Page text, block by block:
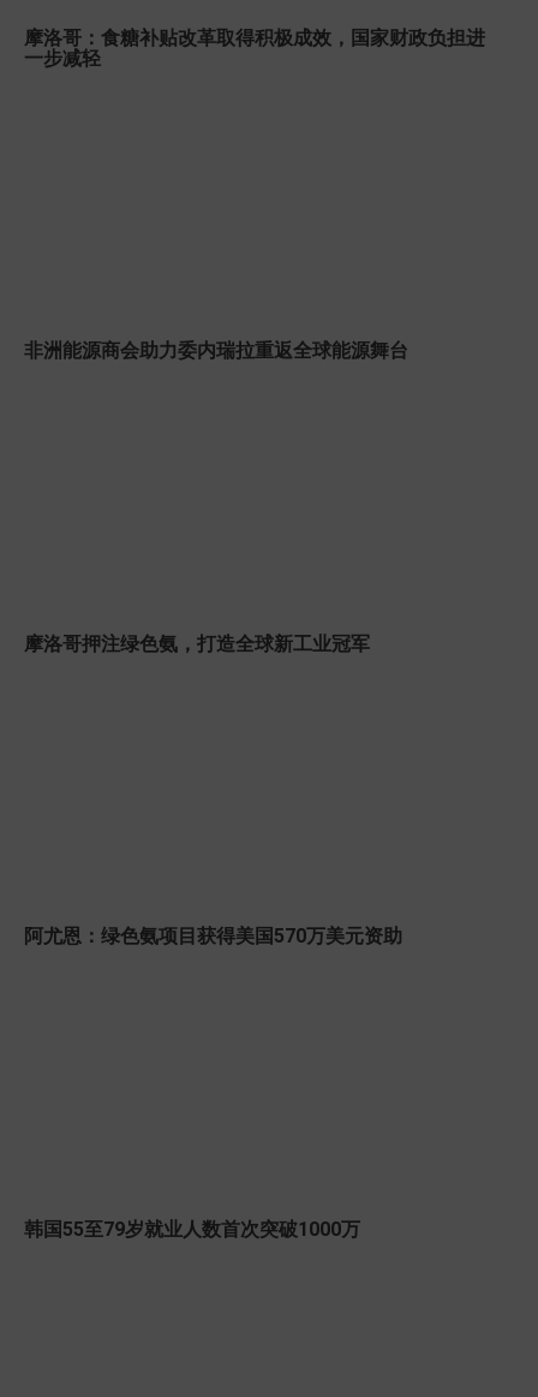
摩洛哥：食糖补贴改革取得积极成效，国家财政负担进
一步减轻
非洲能源商会助力委内瑞拉重返全球能源舞台
摩洛哥押注绿色氨，打造全球新工业冠军
阿尤恩：绿色氨项目获得美国570万美元资助
韩国55至79岁就业人数首次突破1000万